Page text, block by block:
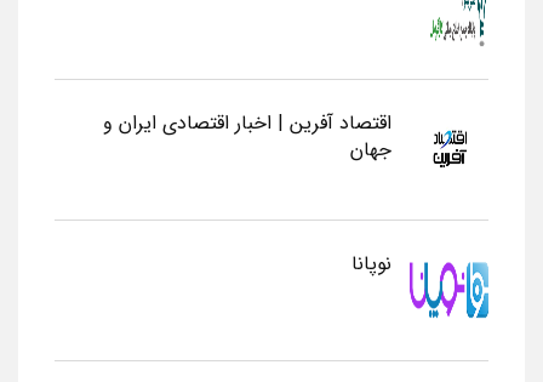
اقتصاد آفرین | اخبار اقتصادی ایران و
جهان
نوپانا